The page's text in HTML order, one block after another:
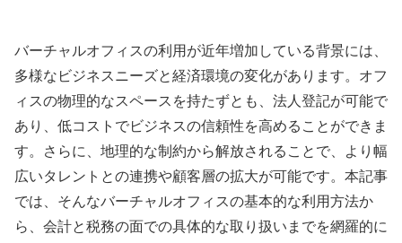
バーチャルオフィスの利用が近年増加している背景には、
多様なビジネスニーズと経済環境の変化があります。オフ
ィスの物理的なスペースを持たずとも、法人登記が可能で
あり、低コストでビジネスの信頼性を高めることができま
す。さらに、地理的な制約から解放されることで、より幅
広いタレントとの連携や顧客層の拡大が可能です。本記事
では、そんなバーチャルオフィスの基本的な利用方法か
ら、会計と税務の面での具体的な取り扱いまでを網羅的に